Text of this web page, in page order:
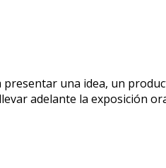
presentar una idea, un
adelante la exposición